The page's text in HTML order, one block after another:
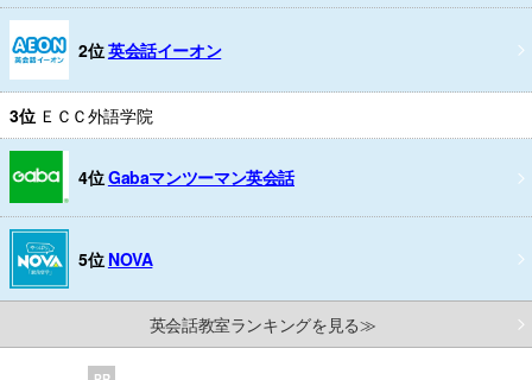
2位英会話イーオン
3位 ＥＣＣ外語学院
4位Gabaマンツーマン英会話
5位 NOVA
英会話教室ランキングを見る≫